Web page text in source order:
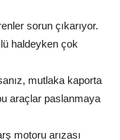
sorun çıkarıyor.
haldeyken çok
mutlaka kaporta
araçlar paslanmaya
motoru arızası